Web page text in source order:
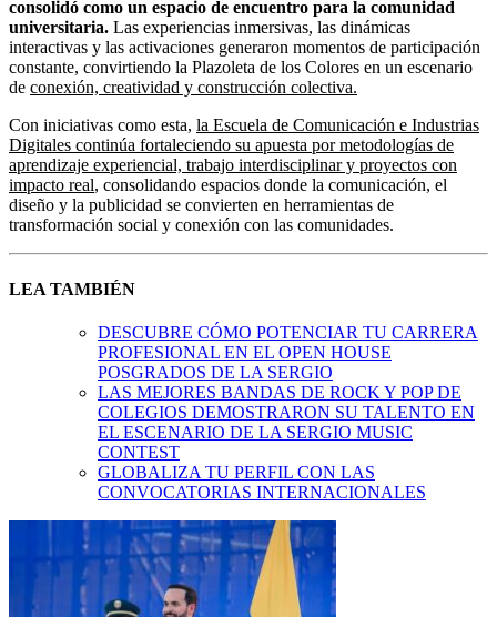
consolidó como un espacio de encuentro para la comunidad
universitaria. Las experiencias inmersivas, las dinámicas
interactivas y las activaciones generaron momentos de participación
constante, convirtiendo la Plazoleta de los Colores en un escenario
de conexión, creatividad y construcción colectiva.
Con iniciativas como esta, la Escuela de Comunicación e Industrias
Digitales continúa fortaleciendo su apuesta por metodologías de
aprendizaje experiencial, trabajo interdisciplinar y proyectos con
impacto real, consolidando espacios donde la comunicación, el
diseño y la publicidad se convierten en herramientas de
transformación social y conexión con las comunidades.
LEA TAMBIÉN
DESCUBRE CÓMO POTENCIAR TU CARRERA
PROFESIONAL EN EL OPEN HOUSE
POSGRADOS DE LA SERGIO
LAS MEJORES BANDAS DE ROCK Y POP DE
COLEGIOS DEMOSTRARON SU TALENTO EN
EL ESCENARIO DE LA SERGIO MUSIC
CONTEST
GLOBALIZA TU PERFIL CON LAS
CONVOCATORIAS INTERNACIONALES